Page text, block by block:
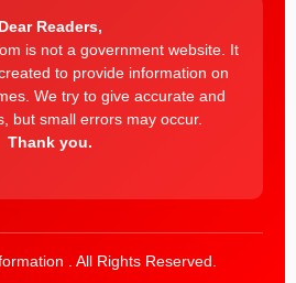
Dear Readers,
is not a government website. It
to provide information on
We try to give accurate and
but small errors may occur.
Thank you.
. All Rights Reserved.